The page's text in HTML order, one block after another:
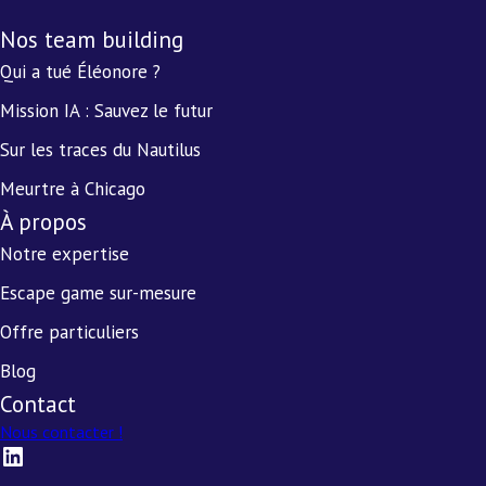
Nos team building
Qui a tué Éléonore ?
Mission IA : Sauvez le futur
Sur les traces du Nautilus
Meurtre à Chicago
À propos
Notre expertise
Escape game sur-mesure
Offre particuliers
Blog
Contact
Nous contacter !
LinkedIn